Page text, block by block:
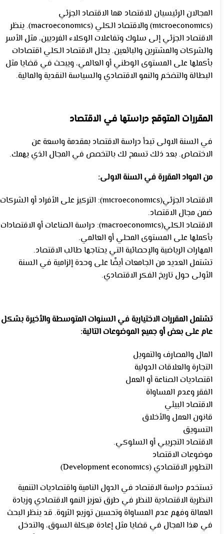
المجالان الرئيسيان للاقتصاد هما الاقتصاد الجزئي
(microeconomics) والاقتصاد الكلي (macroeconomics). ينظر
الاقتصاد الجزئي إلى سلوك وتفاعلات الوكلاء الفرديين، مثل الأسر
والشركات والمشترين والبائعين. يحلل الاقتصاد الكلي اقتصادات
بأكملها على المستوى الوطني أو العالمي، ويبحث في قضايا مثل
البطالة والتضخم والنمو الاقتصادي والسياسة النقدية والمالية.
المقررات المتوقع دراستها في الاقتصاد
في السنة الاولى تبدأ دراسة الاقتصاد بمقدمة واسعة عن
الاختصاص. بعد ذلك تسمح لك بالتخصص في المجال الذي يهمك.
من المواد المقررة في السنة الاولى:
الاقتصاد الجزئي(microeconomics): التركيز على الأفراد أو الشركات
ضمن مجال الاقتصاد.
الاقتصاد الكلي(macroeconomics): دراسة الصناعات أو الاقتصادات
بأكملها على المستوى المحلي أو العالمي.
المهارات الرياضية والإحصائية التي يحتاجها طالب الاقتصاد.
تشتمل العديد من الجامعات أيضًا على وحدة إلزامية في السنة
الأولى حول تاريخ الفكر الاقتصادي.
تشتمل المقررات الاختيارية في السنوات المتوسطة والأخيرة بشكل
عام على بعض أو جميع الموضوعات التالية:
المال والمصارف والتمويل
التجارة والعلاقات الدولية
اقتصاديات الصناعة أو العمل
الفقر وعدم المساواة
الاقتصاد البيئي
قانون العمل والأخلاق
التسويق
الاقتصاد التجريبي أو السلوكي.
موضوعات الاقتصاد
التطوير الاقتصادي (Development economics)
تستخدم دراسة الاقتصاد في الدول النامية واقتصاديات التنمية
النظرية الاقتصادية للنظر في طرق تعزيز النمو الاقتصادي وزيادة
العمالة وفهم عدم المساواة وتحسين توزيع الثروة. قد ينظر البحث
في هذا المجال في قضايا مثل إعادة هيكلة السوق، والتدخل